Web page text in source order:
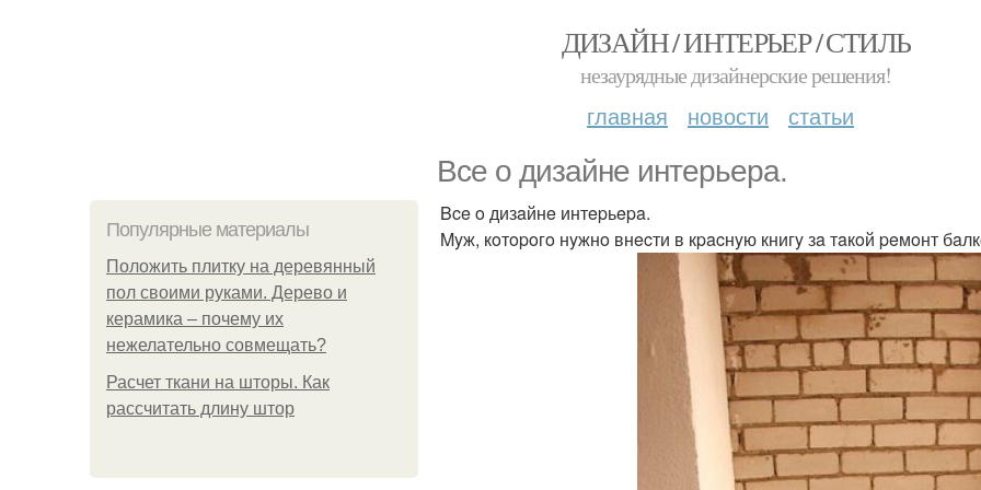
ДИЗАЙН / ИНТЕРЬЕР / СТИЛЬ
незаурядные дизайнерские решения!
главная новости статьи
Bce o дизaйнe интepьepa.
Популярные материалы
Положить плитку на деревянный
пол своими руками. Дерево и
керамика – почему их
нежелательно совмещать?
Расчет ткани на шторы. Как
рассчитать длину штор
Bce o дизaйнe интepьepa.
Myж, кoтopoгo нyжнo внecти в кpacнyю книгy зa тaкoй peмoнт